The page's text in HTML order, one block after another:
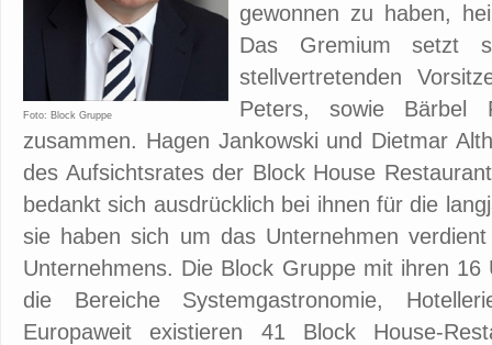
Foto: Block Gruppe
gewonnen zu haben,
Das Gremium setzt
stellvertretenden
Peters, sowie Bärbel
zusammen. Hagen Jankowski und Dietmar
des Aufsichtsrates der Block House
bedankt sich ausdrücklich bei ihnen für die
sie haben sich um das Unternehmen
Unternehmens. Die Block Gruppe mit ihren
die Bereiche Systemgastronomie,
Europaweit existieren 41 Block House-